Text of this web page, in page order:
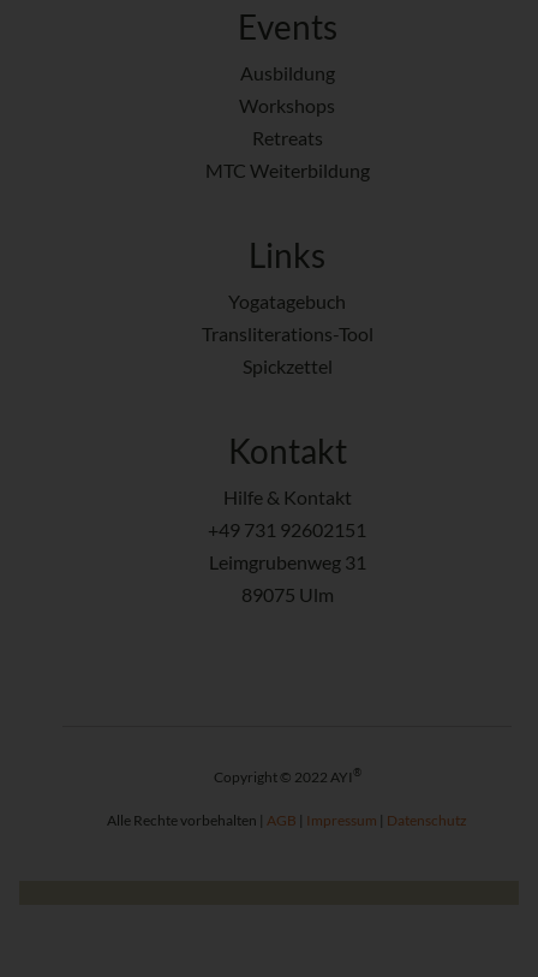
Events
Ausbildung
Workshops
Retreats
MTC Weiterbildung
Links
Yogatagebuch
Transliterations-Tool
Spickzettel
Kontakt
Hilfe & Kontakt
+49 731 92602151
Leimgrubenweg 31
89075 Ulm
Copyright © 2022 AYI ®
Alle Rechte vorbehalten | AGB | Impressum | Datenschutz